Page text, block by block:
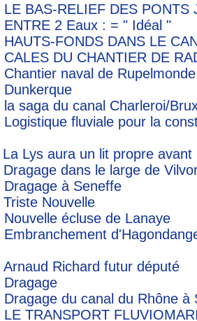
LE BAS-RELIEF DES PONTS
ENTRE 2 Eaux : = " Idéal "
HAUTS-FONDS DANS LE
CALES DU CHANTIER DE
Chantier naval de
Dunkerque
la saga du canal Charleroi/
Logistique fluviale pour la
La Lys aura un lit propre avant
Dragage dans le large de
Dragage à Seneffe
Triste Nouvelle
Nouvelle écluse de Lanaye
Embranchement
Arnaud Richard futur député
Dragage
Dragage du canal du Rhône à
LE TRANSPORT